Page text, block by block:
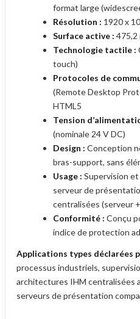
format large
Résolution : 1920 x
Surface active : 475,2
Technologie tactile :
touch)
Protocoles de
(Remote Desktop
HTML5
Tension
(nominale 24 V DC)
Design : Conception
bras-support, sans
Usage : Supervision
serveur de
centralisées (serveur
Conformité : Conçu
indice de protection
Applications types déclarées
processus industriels,
architectures IHM centralisées
serveurs de présentation